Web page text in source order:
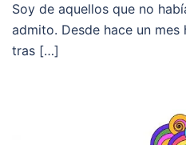
Soy de aquellos que no
admito. Desde hace un
tras […]